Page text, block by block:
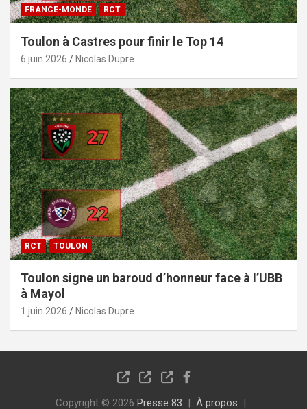
FRANCE-MONDE RCT
Toulon à Castres pour finir le Top 14
6 juin 2026 Nicolas Dupre
RCT TOULON
Toulon signe un baroud d’honneur face à l’UBB
à Mayol
1 juin 2026 Nicolas Dupre
Copyright © 2026 Presse 83 À propos